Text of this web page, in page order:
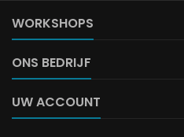
WORKSHOPS
ONS BEDRIJF
UW ACCOUNT